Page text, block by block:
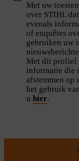
Met uw
over STIHL
evenals
of enquêtes
gebruiken uw
Met dit profiel
informatie die
afstemmen op
het gebruik
u hier.